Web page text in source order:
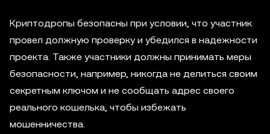
Криптодропы безопасны при условии, что участник
провел должную проверку и убедился в надежности
проекта. Также участники должны принимать меры
безопасности, например, никогда не делиться своим
секретным ключом и не сообщать адрес своего
реального кошелька, чтобы избежать
мошенничества.